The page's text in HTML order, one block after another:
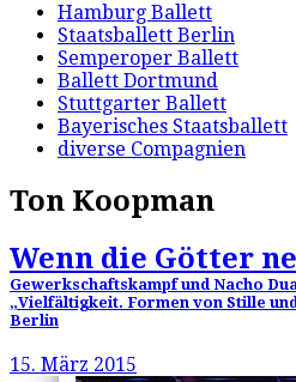
Hamburg Ballett
Staatsballett Berlin
Semperoper Ballett
Ballett Dortmund
Stuttgarter Ballett
Bayerisches Staatsballett
diverse Compagnien
Ton Koopman
Wenn die Götter
Gewerkschaftskampf und Nacho
„Vielfältigkeit. Formen von Stille
Berlin
15. März 2015